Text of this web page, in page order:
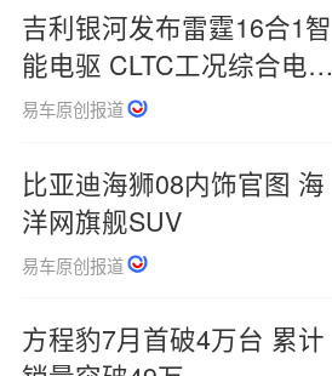
吉利银河发布雷霆16合1智
能电驱 CLTC工况综合电驱
效率93.8%
易车原创报道
比亚迪海狮08内饰官图 海
洋网旗舰SUV
易车原创报道
方程豹7月首破4万台 累计